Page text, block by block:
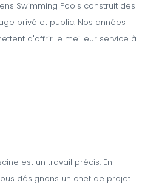
Swimming Pools construit des
privé et public. Nos années
d'offrir le meilleur service à
est un travail précis. En
désignons un chef de projet